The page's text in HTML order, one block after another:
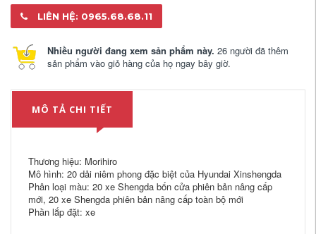
LIÊN HỆ: 0965.68.68.11
Nhiều người đang xem sản phẩm này. 26 người đã thêm
sản phẩm vào giỏ hàng của họ ngay bây giờ.
MÔ TẢ CHI TIẾT
Thương hiệu: Morihiro
Mô hình: 20 dải niêm phong đặc biệt của Hyundai Xinshengda
Phân loại màu: 20 xe Shengda bốn cửa phiên bản nâng cấp
mới, 20 xe Shengda phiên bản nâng cấp toàn bộ mới
Phần lắp đặt: xe